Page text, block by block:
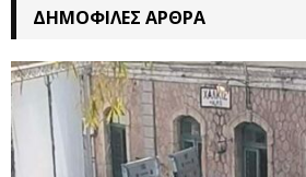
ΔΗΜΟΦΙΛΈΣ ΆΡΘΡΑ